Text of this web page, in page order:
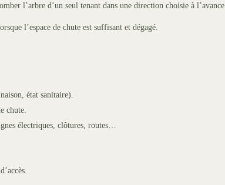
l’arbre d’un seul tenant dans une direction choisie à l’avance.
l’espace de chute est suffisant et dégagé.
état sanitaire).
chute.
électriques, clôtures, routes…